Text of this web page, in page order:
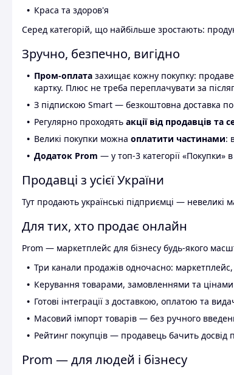
Краса та здоров'я
Серед категорій, що найбільше зростають:
Зручно, безпечно, вигідно
Пром-оплата захищає кожну покупку:
картку. Плюс не треба переплачувати за
З підпискою Smart — безкоштовна доставка по
Регулярно проходять акції від продавців та
Великі покупки можна оплатити частинами:
Додаток Prom — у топ-3 категорії «Покупки»
Продавці з усієї України
Тут продають українські підприємці — невеликі
Для тих, хто продає онлайн
Prom — маркетплейс для бізнесу будь-якого
Три канали продажів одночасно:
Керування товарами, замовленнями та цінами
Готові інтеграції з доставкою, оплатою та
Масовий імпорт товарів — без ручного
Рейтинг покупців — продавець бачить
Prom — для людей і бізнесу